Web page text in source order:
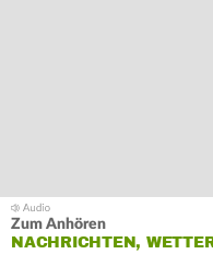
Zum Anhören
NACHRICHTEN,